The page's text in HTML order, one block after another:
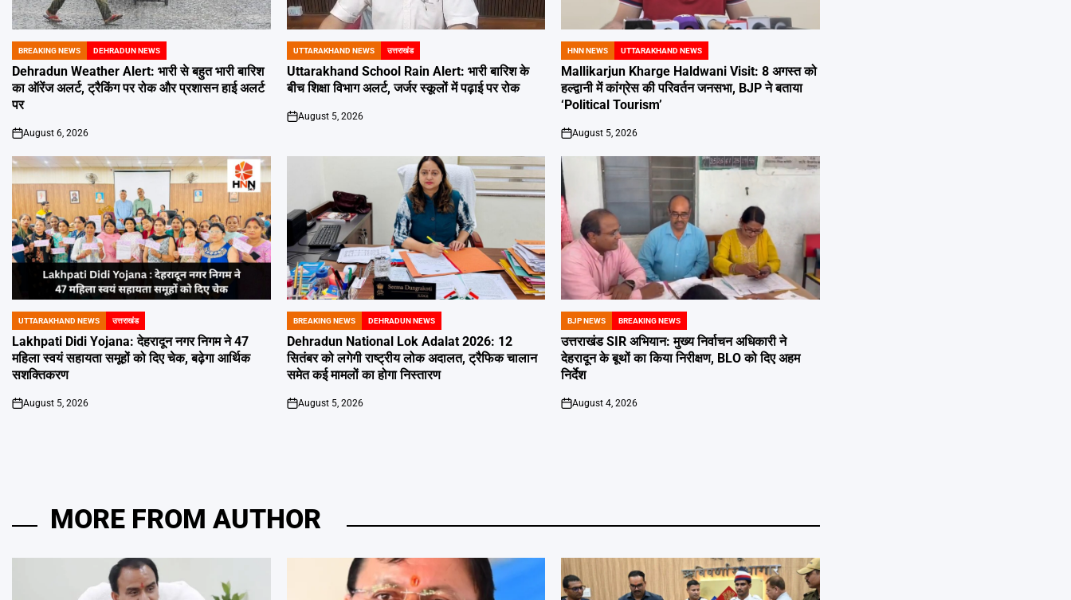
POSTED
IN
BREAKING NEWS DEHRADUN NEWS
Dehradun Weather Alert: भारी से बहुत भारी बारिश
का ऑरेंज अलर्ट, ट्रैकिंग पर रोक और प्रशासन हाई अलर्ट
पर
on
August 6, 2026
POSTED
IN
UTTARAKHAND NEWS उत्तराखंड
Uttarakhand School Rain Alert: भारी बारिश के
बीच शिक्षा विभाग अलर्ट, जर्जर स्कूलों में पढ़ाई पर रोक
on
August 5, 2026
POSTED
IN
HNN NEWS UTTARAKHAND NEWS
Mallikarjun Kharge Haldwani Visit: 8 अगस्त को
हल्द्वानी में कांग्रेस की परिवर्तन जनसभा, BJP ने बताया
‘Political Tourism’
on
August 5, 2026
POSTED
IN
UTTARAKHAND NEWS उत्तराखंड
Lakhpati Didi Yojana: देहरादून नगर निगम ने 47
महिला स्वयं सहायता समूहों को दिए चेक, बढ़ेगा आर्थिक
सशक्तिकरण
on
August 5, 2026
POSTED
IN
BREAKING NEWS DEHRADUN NEWS
Dehradun National Lok Adalat 2026: 12
सितंबर को लगेगी राष्ट्रीय लोक अदालत, ट्रैफिक चालान
समेत कई मामलों का होगा निस्तारण
on
August 5, 2026
POSTED
IN
BJP NEWS BREAKING NEWS
उत्तराखंड SIR अभियान: मुख्य निर्वाचन अधिकारी ने
देहरादून के बूथों का किया निरीक्षण, BLO को दिए अहम
निर्देश
on
August 4, 2026
MORE FROM AUTHOR